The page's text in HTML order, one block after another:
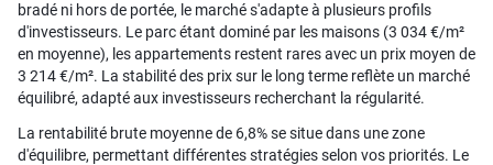
bradé ni hors de portée, le marché s'adapte à plusieurs profils
d'investisseurs. Le parc étant dominé par les maisons (3 034 €/m²
en moyenne), les appartements restent rares avec un prix moyen de
3 214 €/m². La stabilité des prix sur le long terme reflète un marché
équilibré, adapté aux investisseurs recherchant la régularité.
La rentabilité brute moyenne de 6,8% se situe dans une zone
d'équilibre, permettant différentes stratégies selon vos priorités. Le